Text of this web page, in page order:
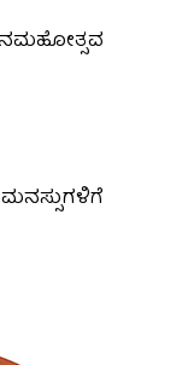
ಮನಸ್ಸುಗಳಿಗೆ